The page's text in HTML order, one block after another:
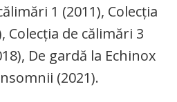
1 (2011), Colecţia
Colecţia de călimări 3
De gardă la Echinox
(2021).